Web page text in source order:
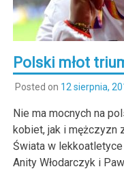
Polski młot
Posted on 12 sierpnia,
Nie ma mocnych na
kobiet, jak i mężczyzn
Świata w
Anity Włodarczyk i